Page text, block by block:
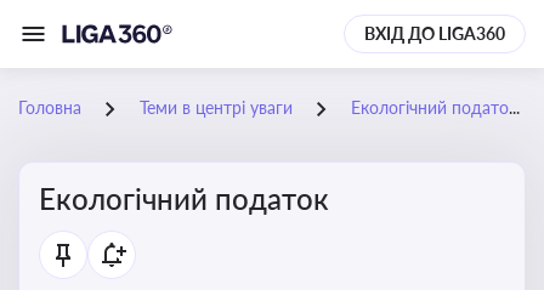
ВХІД ДО LIGA360
Головна Теми в центрі уваги Екологічний податок
Екологічний податок